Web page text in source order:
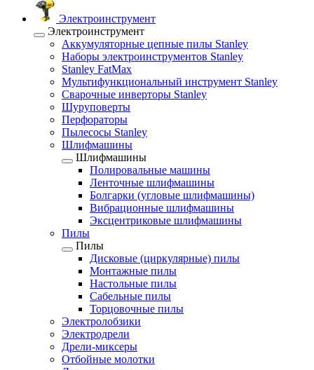
Электроинструмент
Электроинструмент
Аккумуляторные цепные пилы Stanley
Наборы электроинструментов Stanley
Stanley FatMax
Мультифункциональный инструмент Stanley
Сварочные инверторы Stanley
Шуруповерты
Перфораторы
Пылесосы Stanley
Шлифмашины
Шлифмашины
Полировальные машины
Ленточные шлифмашины
Болгарки (угловые шлифмашины)
Вибрационные шлифмашины
Эксцентриковые шлифмашины
Пилы
Пилы
Дисковые (циркулярные) пилы
Монтажные пилы
Настольные пилы
Сабельные пилы
Торцовочные пилы
Электролобзики
Электродрели
Дрели-миксеры
Отбойные молотки